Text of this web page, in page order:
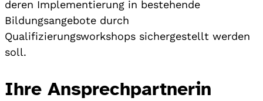
deren Implementierung in bestehende
Bildungsangebote durch
Qualifizierungsworkshops sichergestellt werden
soll.
Ihre Ansprechpartnerin